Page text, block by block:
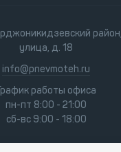
улица, д. 18
info@pnevmoteh.ru
работы офиса
пн-пт 8:00 - 21:00
сб-вс 9:00 - 18:00